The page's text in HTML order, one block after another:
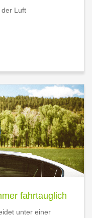
der Luft
fahrtauglich
unter einer